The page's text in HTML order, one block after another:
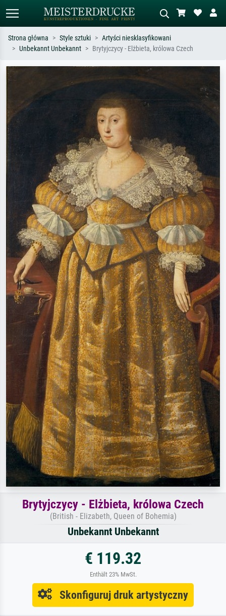
Monet, Gwiaździsta noc,
impresjonizm, fala Hokusaia, akt.
abstrakcja z czerwienią, ciemny olej,
Strona główna Style sztuki
Artyści niesklasyfikowani
Unbekannt Unbekannt
Brytyjczycy - Elżbieta, królowa Czech
Brytyjczycy - Elżbieta, królowa Czech
(British - Elizabeth, Queen of Bohemia)
Unbekannt Unbekannt
€ 119.32
Enthält 23% MwSt.
Skonfiguruj druk artystyczny